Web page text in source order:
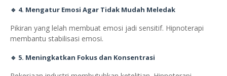
🔹 4. Mengatur Emosi Agar Tidak Mudah Meledak
Pikiran yang lelah membuat emosi jadi sensitif. Hipnoterapi
membantu stabilisasi emosi.
🔹 5. Meningkatkan Fokus dan Konsentrasi